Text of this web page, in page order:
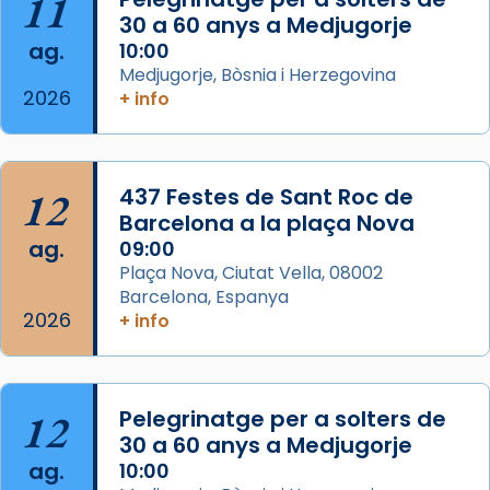
missa d’acció de gràcies en agraïment al
comitè organitzador de la visita apostòlica
del Sant Pare Lleó XIV a Barcelona, i als
col·laboradors, a la Catedral de Barcelona.
concelebrat el bisbe auxiliar de Barcelona,
Mons. David Abadías.
📸 Dr. G. Simón
Photo
View on Facebook
2 weeks ago
Memòria de les santes Juliana i
Semproniana, verges i màrtirs.
11
ag.
2026
30 a 60 anys a Medjugorje
10:00
Medjugorje, Bòsnia i Herzegovina
+ info
12
ag.
2026
437 Festes de Sant Roc de
Barcelona a la plaça Nova
09:00
Plaça Nova, Ciutat Vella, 08002
Barcelona, Espanya
+ info
12
ag.
Pelegrinatge per a solters de
30 a 60 anys a Medjugorje
10:00